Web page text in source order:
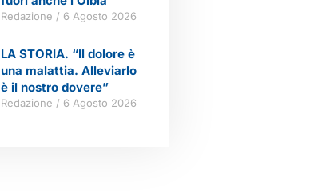
Redazione 6 Agosto 2026
LA STORIA. “Il dolore è
una malattia. Alleviarlo
è il nostro dovere”
Redazione 6 Agosto 2026